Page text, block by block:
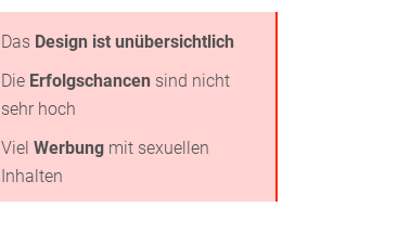
Das Design ist unübersichtlich
Die Erfolgschancen sind nicht
sehr hoch
Viel Werbung mit sexuellen
Inhalten